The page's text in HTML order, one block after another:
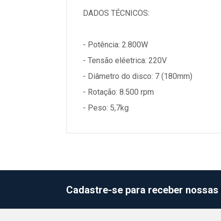
DADOS TÉCNICOS:
- Potência: 2.800W
- Tensão eléetrica: 220V
- Diâmetro do disco: 7 (180mm)
- Rotação: 8.500 rpm
- Peso: 5,7kg
Cadastre-se para receber